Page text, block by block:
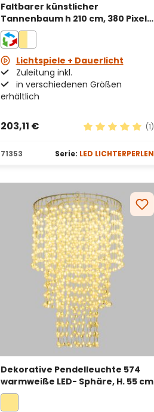
Faltbarer künstlicher
Tannenbaum h 210 cm, 380 Pixel-
LEDs Lichterperlen, RGB
Lichtspiele + Dauerlicht
Zuleitung inkl.
in verschiedenen Größen
erhältlich
203,11 €
(1)
71353 Serie: LED LICHTERPERLEN
Dekorative Pendelleuchte 574
warmweiße LED- Sphäre, H. 55 cm